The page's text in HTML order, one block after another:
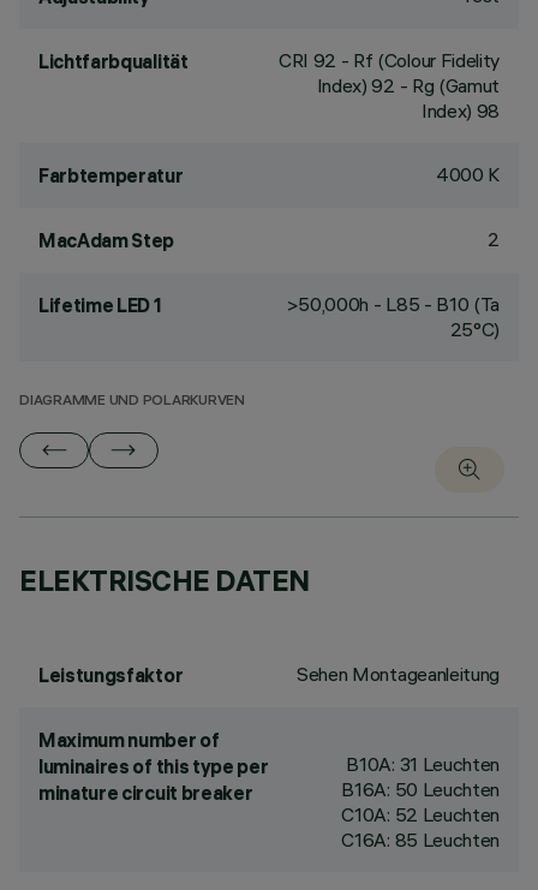
Lichtfarbqualität CRI 92 - Rf (Colour Fidelity
Index) 92 - Rg (Gamut
Index) 98
Farbtemperatur 4000 K
MacAdam Step 2
Lifetime LED 1
>50,000h - L85 - B10 (Ta
25°C)
DIAGRAMME UND POLARKURVEN
ELEKTRISCHE DATEN
Leistungsfaktor Sehen Montageanleitung
Maximum number of
luminaires of this type per
minature circuit breaker
B10A: 31 Leuchten
B16A: 50 Leuchten
C10A: 52 Leuchten
C16A: 85 Leuchten